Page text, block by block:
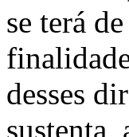
se terá
desses
sustenta,